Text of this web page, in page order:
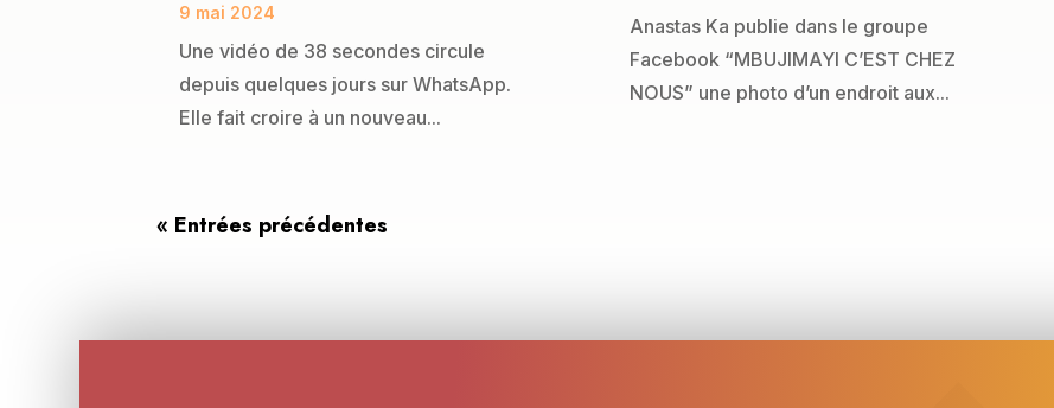
9 mai 2024
Une vidéo de 38 secondes circule
depuis quelques jours sur WhatsApp.
Elle fait croire à un nouveau...
Anastas Ka publie dans le groupe
Facebook “MBUJIMAYI C’EST CHEZ
NOUS” une photo d’un endroit aux...
« Entrées précédentes